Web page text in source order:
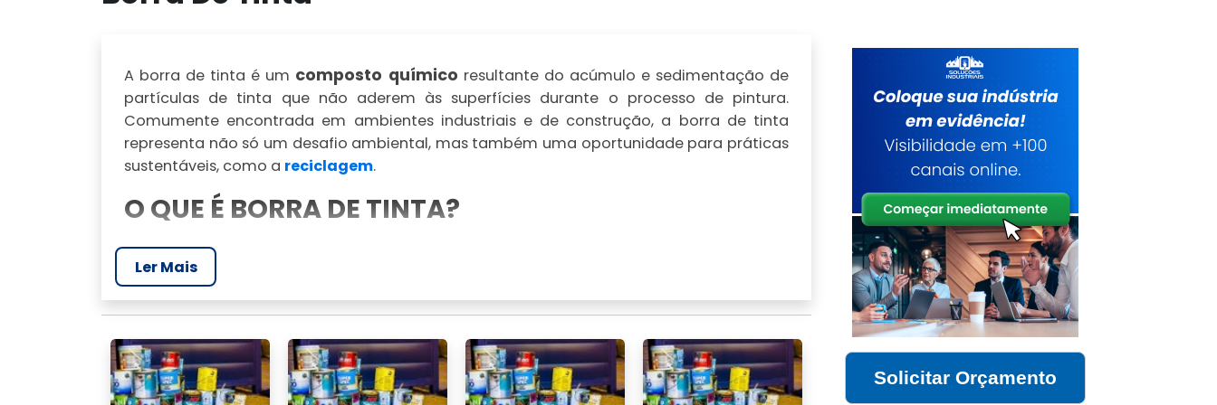
A borra de tinta é um composto químico resultante do acúmulo e sedimentação de
partículas de tinta que não aderem às superfícies durante o processo de pintura.
Comumente encontrada em ambientes industriais e de construção, a borra de tinta
representa não só um desafio ambiental, mas também uma oportunidade para práticas
sustentáveis, como a reciclagem.
O QUE É BORRA DE TINTA?
Basicamente, a borra de tinta consiste em resíduos formados por pigmentos, solventes e
outros componentes químicos. Este material é derivado de processos industriais onde
grandes volumes de tinta são utilizados. A acumulação da borra pode ocorrer em
tanques de mistura ou em recipientes de armazenamento de tinta.
RISCOS ASSOCIADOS À BORRA DE TINTA
Ler Mais
Solicitar Orçamento